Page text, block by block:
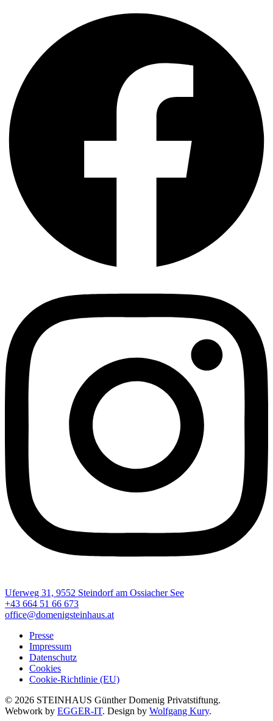
Uferweg 31, 9552 Steindorf am Ossiacher See
+43 664 51 66 673
office@domenigsteinhaus.at
Presse
Impressum
Datenschutz
Cookies
Cookie-Richtlinie (EU)
© 2026 STEINHAUS Günther Domenig Privatstiftung.
Webwork by EGGER-IT. Design by Wolfgang Kury.